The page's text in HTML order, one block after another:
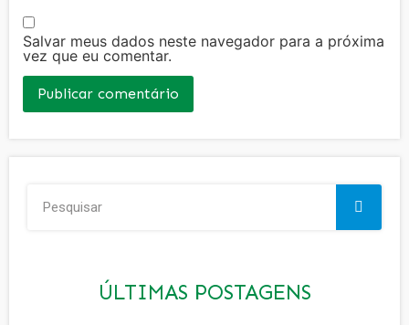
Salvar meus dados neste navegador para a próxima
vez que eu comentar.
ÚLTIMAS POSTAGENS